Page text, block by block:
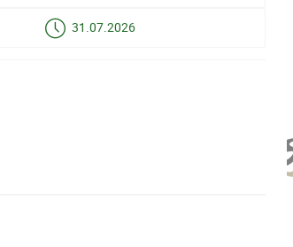
31.07.2026